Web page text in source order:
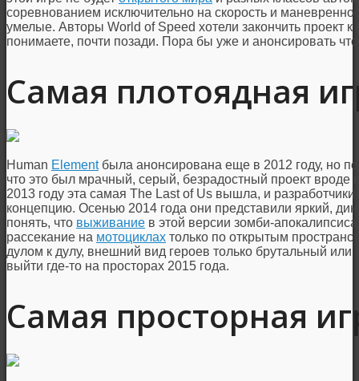
соревнованием исключительно на скорость и
умелые. Авторы World of Speed хотели закончить проект к
понимаете, почти позади. Пора бы уже и анонсировать
Самая плотоядная
Human Elementбыла анонсирована еще в 2012 году, но
что это был мрачный, серый, безрадостный проект вроде
2013 году эта самая The Last of Us вышла, и
концепцию. Осенью 2014 года они представили яркий,
понять, что выживание в этой версии зомби-
рассекание на мотоциклах только по открытым
дулом к дулу, внешний вид героев только брутальный
выйти где-то на просторах 2015 года.
Самая просторная